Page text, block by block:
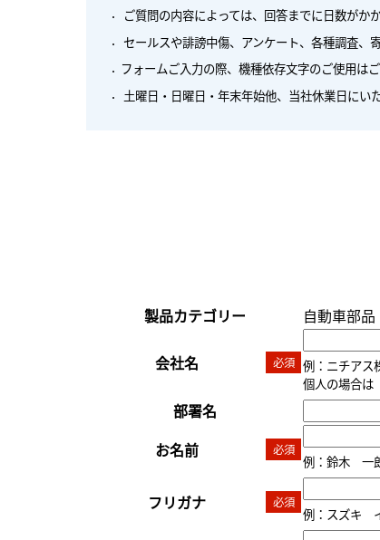
ご質問の内容によっては、回答までに日数がか
セールスや誹謗中傷、アンケート、各種調査、
フォームご入力の際、機種依存文字のご使用は
土曜日・日曜日・年末年始他、当社休業日にい
製品カテゴリー 自動車部品
会社名 必須 例：ニチアス
個人の場合は
部署名
お名前
必須
例：鈴木 一
フリガナ 必須
例：スズキ